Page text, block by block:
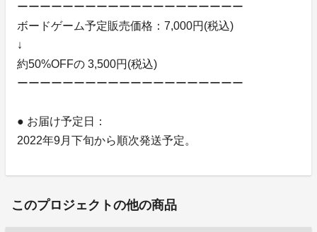
ーーーーーーーーーーーーーーーーーーーー
ボードゲーム予定販売価格：7,000円(税込)
↓
約50%OFFの 3,500円(税込)
ーーーーーーーーーーーーーーーーーーーー
● お届け予定日：
2022年9月下旬から順次発送予定。
このプロジェクトの他の商品